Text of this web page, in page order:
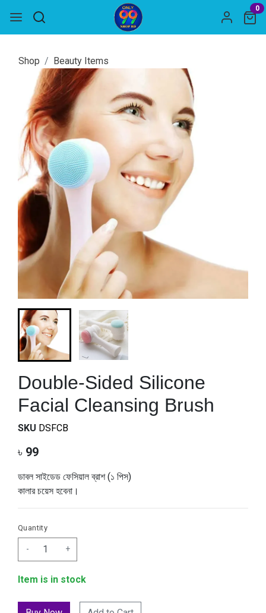
0
Shop Beauty Items
Double-Sided Silicone
Facial Cleansing Brush
SKU DSFCB
৳ 99
ডাবল সাইডেড ফেসিয়াল ব্রাশ (১ পিস)
কালার চয়েস হবেনা।
Quantity
- +
Item is in stock